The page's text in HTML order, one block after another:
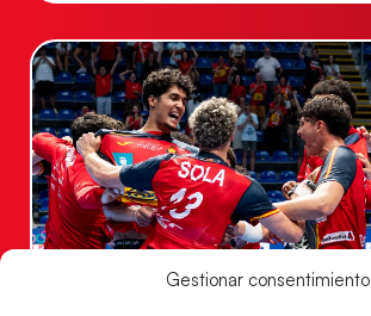
Gestionar consentimiento